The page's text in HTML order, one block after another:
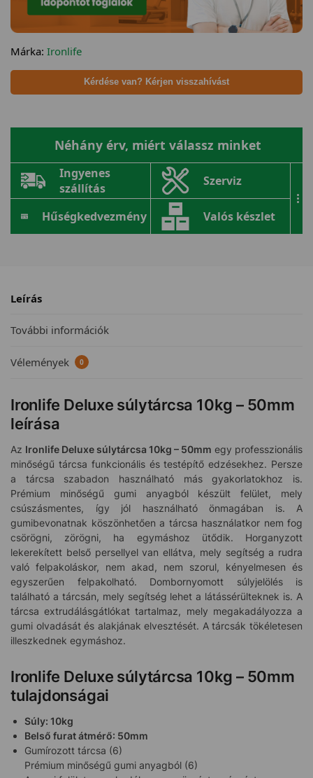
Márka: Ironlife
Kérdése van? Kérjen visszahívást
Néhány érv, miért válassz minket
Ingyenes
szállítás
Szerviz
Hűségkedvezmény Valós készlet
...
Leírás
További információk
Vélemények 0
Ironlife Deluxe súlytárcsa 10kg – 50mm
leírása
Az Ironlife Deluxe súlytárcsa 10kg – 50mm egy professzionális
minőségű tárcsa funkcionális és testépítő edzésekhez. Persze
a tárcsa szabadon használható más gyakorlatokhoz is.
Prémium minőségű gumi anyagból készült felület, mely
csúszásmentes, így jól használható önmagában is. A
gumibevonatnak köszönhetően a tárcsa használatkor nem fog
csörögni, zörögni, ha egymáshoz ütődik. Horganyzott
lekerekített belső persellyel van ellátva, mely segítség a rudra
való felpakoláskor, nem akad, nem szorul, kényelmesen és
egyszerűen felpakolható. Dombornyomott súlyjelölés is
található a tárcsán, mely segítség lehet a látássérülteknek is. A
tárcsa extrudálásgátlókat tartalmaz, mely megakadályozza a
gumi olvadását és alakjának elvesztését. A tárcsák tökéletesen
illeszkednek egymáshoz.
Ironlife Deluxe súlytárcsa 10kg – 50mm
tulajdonságai
Súly: 10kg
Belső furat átmérő: 50mm
Gumírozott tárcsa (6)
Prémium minőségű gumi anyagból (6)